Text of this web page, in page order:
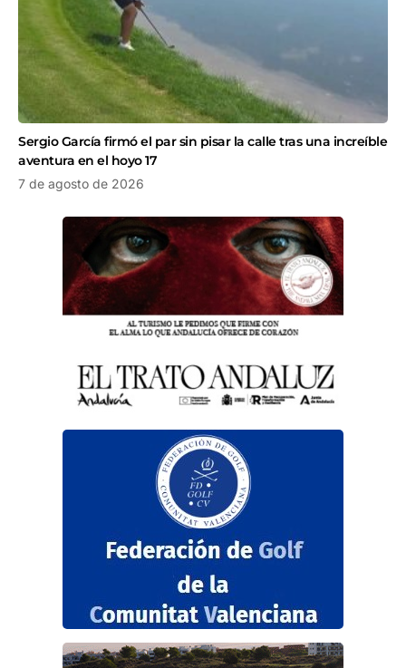
Sergio García firmó el par sin pisar la calle tras una increíble
aventura en el hoyo 17
7 de agosto de 2026